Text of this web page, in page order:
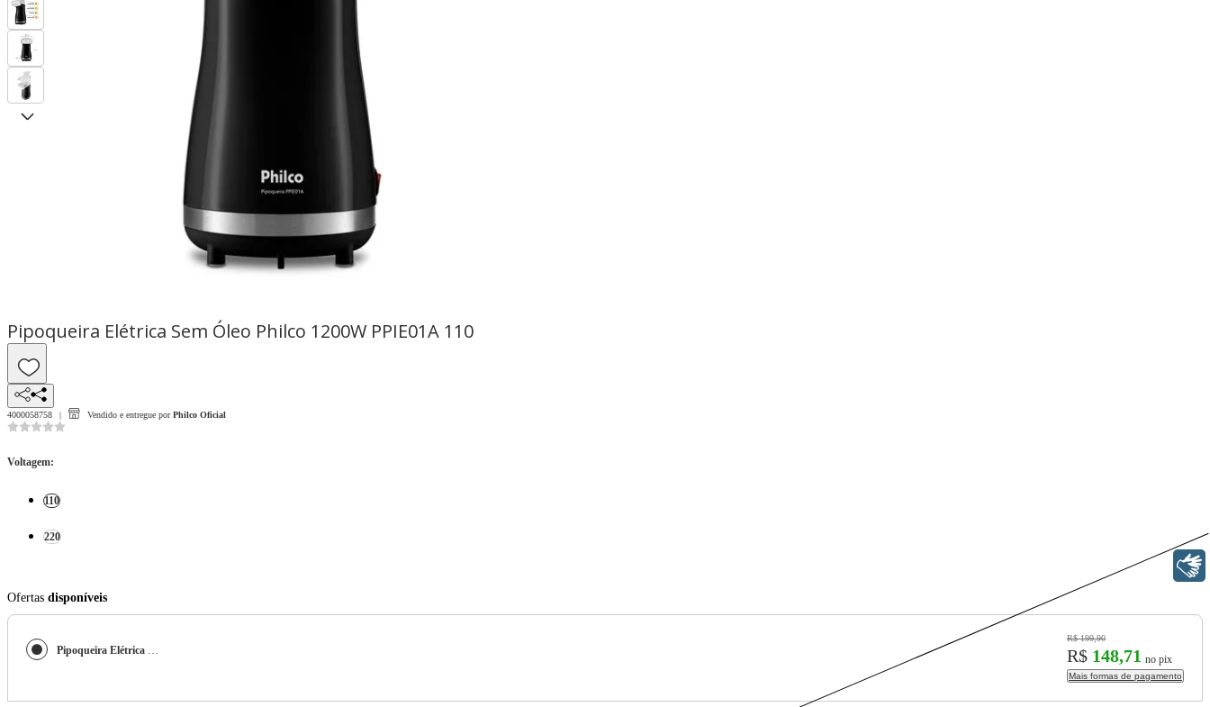
Pipoqueira Elétrica Sem Óleo Philco 1200W PPIE01A 110
4000058758 Vendido e entregue por Philco Oficial
Voltagem:
110
220
Ofertas disponíveis
Pipoqueira Elétrica Sem Óleo Philco 1200W PPIE01A
R$ 199,90
R$ 148,71 no pix
Mais formas de pagamento
Libras